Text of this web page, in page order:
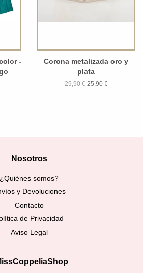
-
Corona metalizada oro y
plata
29,90 €25,90 €
Nosotros
¿Quiénes somos?
y Devoluciones
Contacto
de Privacidad
Aviso Legal